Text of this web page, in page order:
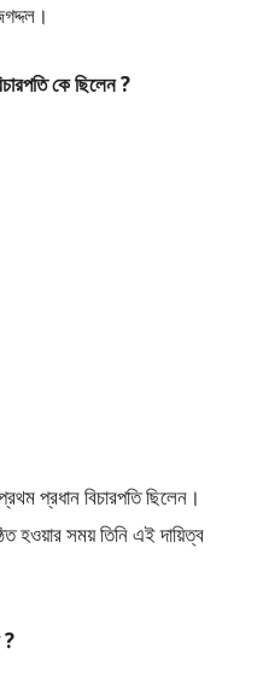
কে ছিলেন ?
প্রধান বিচারপতি ছিলেন।
হওয়ার সময় তিনি এই দায়িত্ব
?